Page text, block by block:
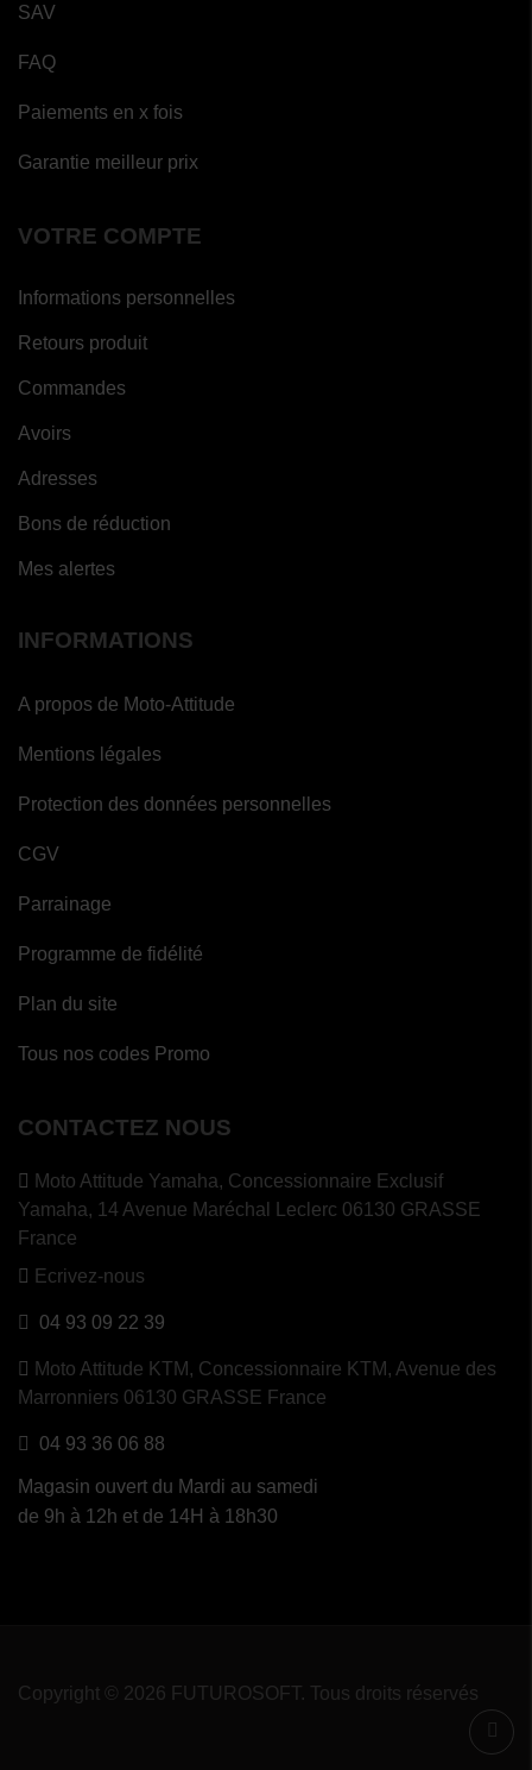
SAV
FAQ
Paiements en x fois
Garantie meilleur prix
VOTRE COMPTE
Informations personnelles
Retours produit
Commandes
Avoirs
Adresses
Bons de réduction
Mes alertes
INFORMATIONS
A propos de Moto-Attitude
Mentions légales
Protection des données personnelles
CGV
Parrainage
Programme de fidélité
Plan du site
Tous nos codes Promo
CONTACTEZ NOUS
Moto Attitude Yamaha, Concessionnaire Exclusif
Yamaha, 14 Avenue Maréchal Leclerc 06130 GRASSE
France
Ecrivez-nous
04 93 09 22 39
Moto Attitude KTM, Concessionnaire KTM, Avenue des
Marronniers 06130 GRASSE France
04 93 36 06 88
Magasin ouvert du Mardi au samedi
de 9h à 12h et de 14H à 18h30
Copyright © 2026 FUTUROSOFT. Tous droits réservés